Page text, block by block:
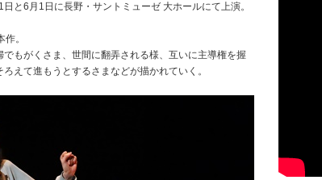
と6月1日に長野・サントミューゼ 大ホールにて上演。
。
もがくさま、世間に翻弄される様、互いに主導権を握
えて進もうとするさまなどが描かれていく。